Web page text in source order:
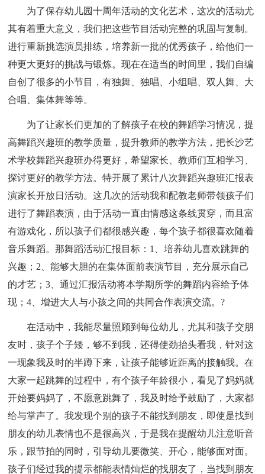
为了保存幼儿园十周年活动的文化艺术，这次的活动尤
其有着重大意义，我们把这些节目活动完整的巩固与复制。
进行重新挑选演员排练，培养新一批的优秀孩子，给他们一
种更大更好的挑战与锻炼。现在在适当的时间里，我们自编
自创了很多的小节目，有独舞、独唱、小组唱、双人舞、大
合唱、集体舞等等。
为了让家长们更加的了解孩子在校的舞蹈学习情况，提
高舞蹈兴趣班的教学质量，提升教师的教学方法，把长沙艺
术学校舞蹈兴趣班办得更好，希望家长、教师们互相学习、
探讨更好的教学方法。特开展了累计八次舞蹈兴趣班汇报表
演家长开放日活动。这几次的活动我和配教老师带领孩子们
进行了舞蹈表演，由于活动一直由情感这条线贯穿，而且富
有游戏化，所以孩子们都很感兴趣，每个孩子都很喜欢随着
音乐舞蹈。那舞蹈活动汇报目标：1、培养幼儿喜欢跳舞的
兴趣；2、能够大胆的在集体面前表演节目，充分展示自己
的才艺；3、通过汇报活动将本学期所学的舞蹈内容给予体
现；4、增进大人与小孩之间的共同合作表演交流。?
在活动中，我能尽量照顾到每位幼儿，尤其和孩子交朋
友时，孩子个子矮，够不到我，还得使劲抬头看我，针对这
一现象我及时的半蹲下来，让孩子能够近距离的接触我。在
大家一起跳舞的过程中，有个孩子年龄很小，看见了妈妈就
开始要妈妈了，不愿意跳舞了，我及时给予鼓励了，大家都
给与掌声了。我发现个别的孩子不能找到朋友，即使是找到
朋友的幼儿表情也不是很高兴，于是我在提醒幼儿注意听音
乐，跟节拍的同时，引导幼儿要微笑、开心，能够面对面。
孩子们经过我的提示都能表情灿烂的找朋友了，当找到朋友